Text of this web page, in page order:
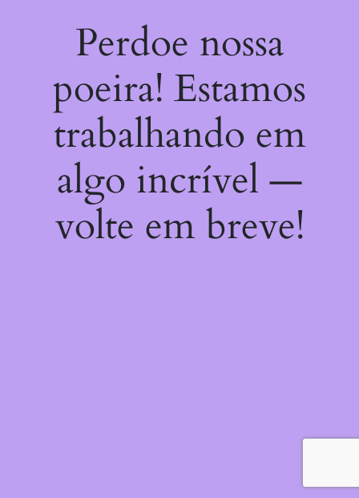
Perdoe nossa
poeira! Estamos
trabalhando em
algo incrível —
volte em breve!